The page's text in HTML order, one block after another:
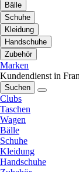
Bälle
Schuhe
Kleidung
Handschuhe
Zubehör
Marken
Kundendienst in
Suchen
Clubs
Taschen
Wagen
Bälle
Schuhe
Kleidung
Handschuhe